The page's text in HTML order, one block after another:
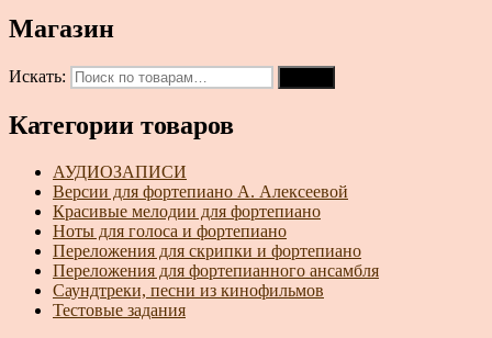
Магазин
Искать:
Категории товаров
АУДИОЗАПИСИ
Версии для фортепиано А. Алексеевой
Красивые мелодии для фортепиано
Ноты для голоса и фортепиано
Переложения для скрипки и фортепиано
Переложения для фортепианного ансамбля
Саундтреки, песни из кинофильмов
Тестовые задания